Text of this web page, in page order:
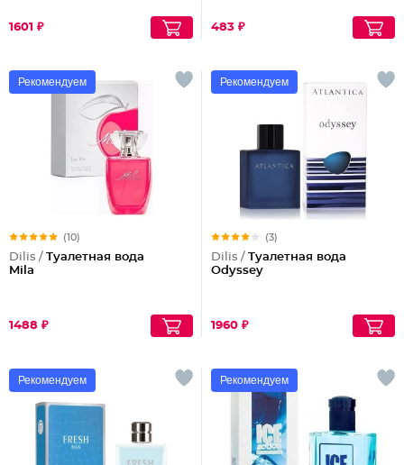
1601 ₽ 483 ₽
Рекомендуем
(10)
Dilis / Туалетная вода
Mila
1488 ₽
Рекомендуем
(3)
Dilis / Туалетная вода
Odyssey
1960 ₽
Рекомендуем Рекомендуем